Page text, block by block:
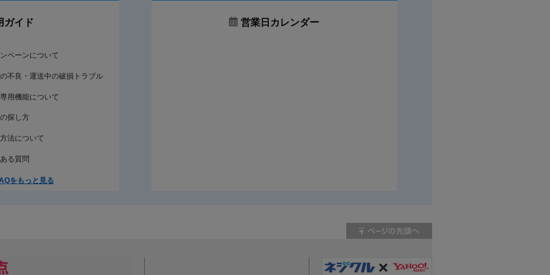
ガイド
ペーンについて
不良・運送中の破損トラブル
用機能について
探し方
法について
る質問
をもっと見る
営業日カレンダー